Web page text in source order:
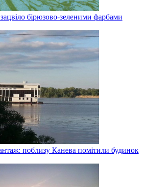
бірюзово-зеленими фарбами
поблизу Канева помітили будинок